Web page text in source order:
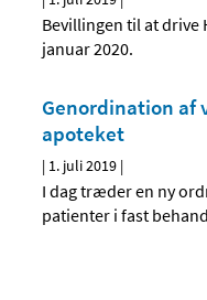
Bevillingen til at drive
januar 2020.
Genordination af
apoteket
| 1. juli 2019 |
I dag træder en ny
patienter i fast